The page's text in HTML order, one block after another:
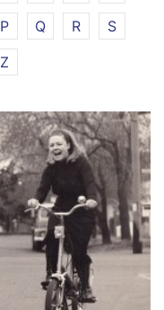
P Q R
S
Z